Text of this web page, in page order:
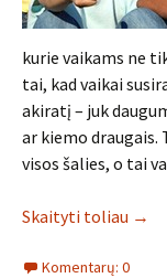
kurie vaikams ne
tai, kad vaikai
akiratį – juk
ar kiemo draugais.
visos šalies, o tai
Skaityti toliau →
Komentarų: 0